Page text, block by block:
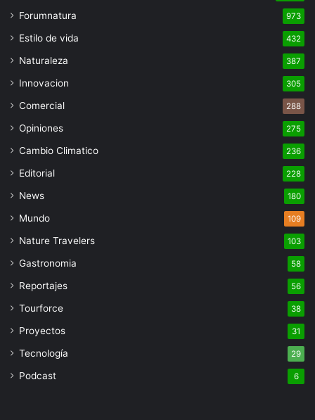
Forumnatura 973
Estilo de vida 432
Naturaleza 387
Innovacion 305
Comercial 288
Opiniones 275
Cambio Climatico 236
Editorial 228
News 180
Mundo 109
Nature Travelers 103
Gastronomia 58
Reportajes 56
Tourforce 38
Proyectos 31
Tecnología 29
Podcast 6